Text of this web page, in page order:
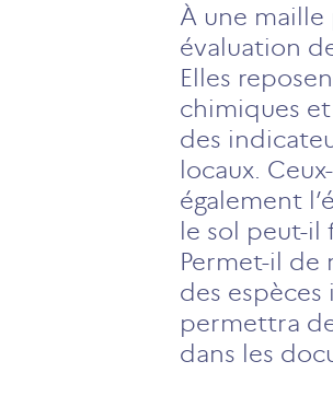
À une maille
évaluation
Elles
chimiques
des
locaux.
également
le sol peut-il
Permet-il de
des espèces
permettra
dans les